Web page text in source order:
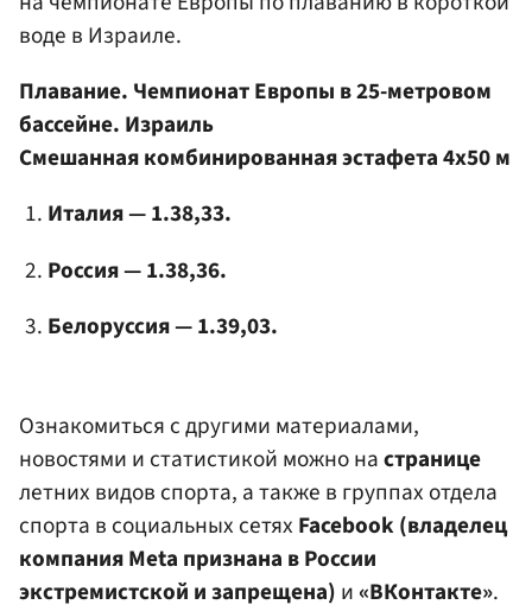
воде в Израиле.
Плавание. Чемпионат Европы в 25-метровом
бассейне. Израиль
Смешанная комбинированная эстафета 4х50 м
Италия — 1.38,33.
Россия — 1.38,36.
Белоруссия — 1.39,03.
Ознакомиться с другими материалами,
новостями и статистикой можно настранице
летних видов спорта, а также в группах отдела
спорта в социальных сетях Facebook (владелец
компания Meta признана в России
экстремистской и запрещена) и «ВКонтакте».